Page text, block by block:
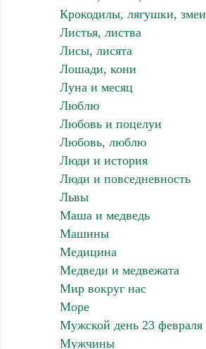
Крокодилы, лягушки, змеи
Листья, листва
Лисы, лисята
Лошади, кони
Луна и месяц
Люблю
Любовь и поцелуи
Любовь, люблю
Люди и история
Люди и повседневность
Львы
Маша и медведь
Машины
Медицина
Медведи и медвежата
Мир вокруг нас
Море
Мужской день 23 февраля
Мужчины